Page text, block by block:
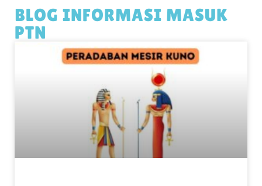
Biaya
Blog
BLOG INFORMASI MASUK
PTN